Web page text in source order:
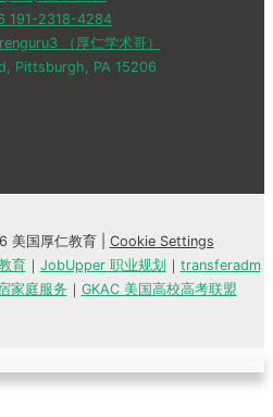
191-2318-4284
（厚仁学术哥）
Pittsburgh, PA 15206
国厚仁教育 | Cookie Settings
育｜ JobUpper 职业规划 ｜ transferadm
家庭服务 ｜ GKAC 美国高校高考联盟